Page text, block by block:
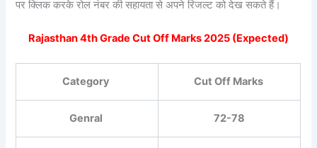
पर क्लिक करके रोल नंबर की सहायता से अपने रिजल्ट को देख सकते हैं।
Rajasthan 4th Grade Cut Off Marks 2025 (Expected)
Category Cut Off Marks
Genral 72-78